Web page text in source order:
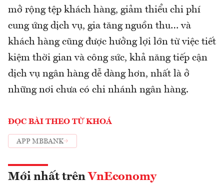
mở rộng tệp khách hàng, giảm thiểu chi phí
cung ứng dịch vụ, gia tăng nguồn thu… và
khách hàng cũng được hưởng lợi lớn từ việc tiết
kiệm thời gian và công sức, khả năng tiếp cận
dịch vụ ngân hàng dễ dàng hơn, nhất là ở
những nơi chưa có chi nhánh ngân hàng.
ĐỌC BÀI THEO TỪ KHOÁ
APP MBBANK
Mới nhất trên VnEconomy